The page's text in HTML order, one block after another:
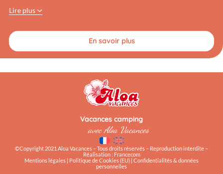
Lire plus
En savoir plus
Vacances camping
avec Aloa Vacances
©Copyright 2021 Aloa Vacances – Tous droits réservés – Reproduction interdite –
Réalisation : Francecom
Mentions légales
Politique de Cookies (EU) Confidentialités & données
personnelles